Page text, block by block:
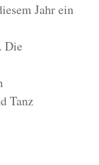
Jahr ein
Die
Tanz